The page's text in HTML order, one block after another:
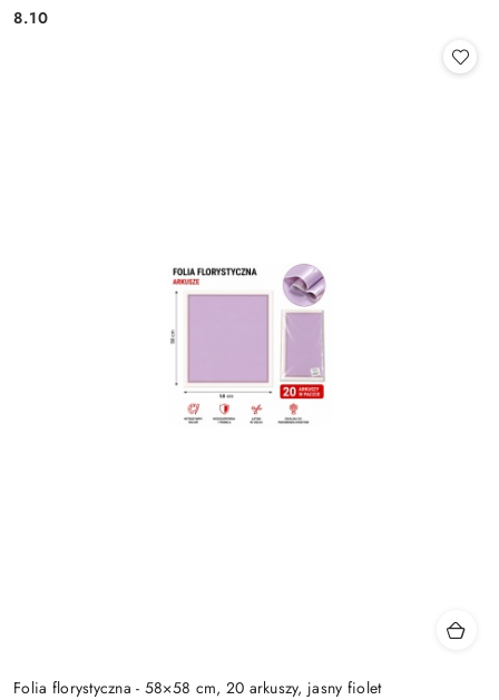
Cena:
Cena:
8.10
Folia florystyczna - 58×58 cm, 20 arkuszy, jasny fiolet